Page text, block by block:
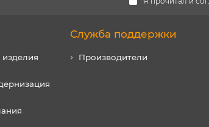
Служба поддержки
Производители